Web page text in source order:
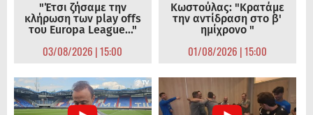
"Έτσι ζήσαμε την
κλήρωση των play offs
του Europa League..."
03/08/2026 | 15:00
Κωστούλας: "Κρατάμε
την αντίδραση στο β'
ημίχρονο "
01/08/2026 | 15:00